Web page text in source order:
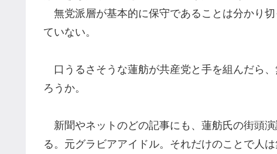
無党派層が基本的に保守であることは分かり切
ていない。
口うるさそうな蓮舫が共産党と手を組んだら
ろうか。
新聞やネットのどの記事にも、 蓮舫氏の街頭
る。元グラビアアイドル。それだけのことで人は